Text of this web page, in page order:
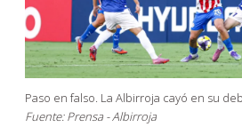
Paso en falso. La Albirroja cayó en su
Fuente: Prensa - Albirroja